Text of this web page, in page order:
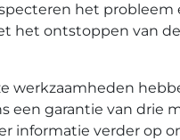
het probleem
het ontstoppen van
werkzaamheden
een garantie van drie
informatie verder op